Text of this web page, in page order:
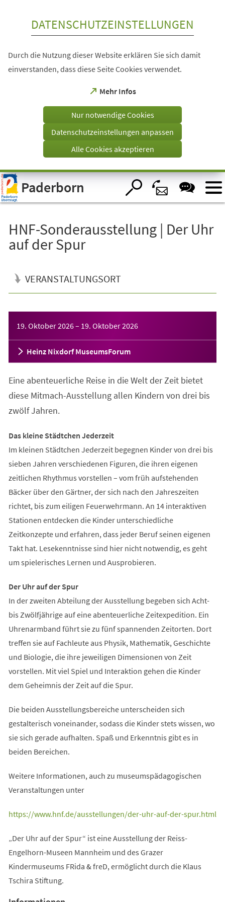
Visuelle
Assistenzsoftware
öffnen.
DATENSCHUTZEINSTELLUNGEN
Durch die Nutzung dieser Website erklären Sie sich damit
einverstanden, dass diese Seite Cookies verwendet.
Mehr Infos
(Öffnet
einem
Tab)
Nur notwendige Cookies
Datenschutzeinstellungen anpassen
Alle Cookies akzeptieren
Paderborn
HNF-Sonderausstellung | Der Uhr
auf der Spur
VERANSTALTUNGSORT
19. Oktober 2026– 19. Oktober 2026
Heinz Nixdorf MuseumsForum
Eine abenteuerliche Reise in die Welt der Zeit bietet
diese Mitmach-Ausstellung allen Kindern von drei bis
zwölf Jahren.
Das kleine Städtchen Jederzeit
Im kleinen Städtchen Jederzeit begegnen Kinder von drei bis
sieben Jahren verschiedenen Figuren, die ihren eigenen
zeitlichen Rhythmus vorstellen – vom früh aufstehenden
Bäcker über den Gärtner, der sich nach den Jahreszeiten
richtet, bis zum eiligen Feuerwehrmann. An 14 interaktiven
Stationen entdecken die Kinder unterschiedliche
Zeitkonzepte und erfahren, dass jeder Beruf seinen eigenen
Takt hat. Lesekenntnisse sind hier nicht notwendig, es geht
um spielerisches Lernen und Ausprobieren.
Der Uhr auf der Spur
In der zweiten Abteilung der Ausstellung begeben sich Acht-
bis Zwölfjährige auf eine abenteuerliche Zeitexpedition. Ein
Uhrenarmband führt sie zu fünf spannenden Zeitorten. Dort
treffen sie auf Fachleute aus Physik, Mathematik, Geschichte
und Biologie, die ihre jeweiligen Dimensionen von Zeit
vorstellen. Mit viel Spiel und Interaktion gehen die Kinder
dem Geheimnis der Zeit auf die Spur.
Die beiden Ausstellungsbereiche unterscheiden sich
gestalterisch voneinander, sodass die Kinder stets wissen, wo
sie sich gerade aufhalten. Spaß und Erkenntnis gibt es in
beiden Bereichen.
Weitere Informationen, auch zu museumspädagogischen
Veranstaltungen unter
https://www.hnf.de/ausstellungen/der-uhr-auf-der-spur.html
(Öffnet
einem
neuen
Tab)
„Der Uhr auf der Spur“ ist eine Ausstellung der Reiss-
Engelhorn-Museen Mannheim und des Grazer
Kindermuseums FRida & freD, ermöglicht durch die Klaus
Tschira Stiftung.